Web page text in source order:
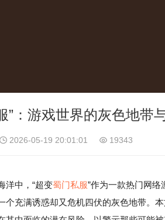
”：游戏世界的灰色地带
2026-05-19 20:01:01 19343
洋中，“超变蜀门私服”作为一款热门网
个充满诱惑却又危机四伏的灰色地带。